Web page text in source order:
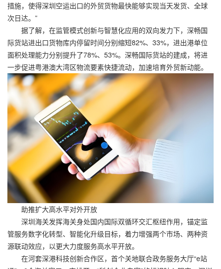
措施，使得深圳空运出口的外贸货物最快能够实现当天发货、全球
次日达。”
据了解，在监管模式创新与智慧化应用的双向发力下，深畅国
际货站进出口货物库内停留时间分别缩短82%、33%，进出港单位
面积处理能力分别提升了78%、53%。深畅国际货站的建成，将进
一步促进粤港澳大湾区物流要素快捷流动，加速培育外贸新动能。
助推扩大高水平对外开放
深圳海关发挥海关身处国内国际双循环交汇枢纽作用，锚定监
管服务数字化转型、智能化升级目标，着力增强两个市场、两种资
源联动效应，以更大力度服务高水平开放。
在河套深港科技创新合作区，首个关地联合政务服务大厅“e站